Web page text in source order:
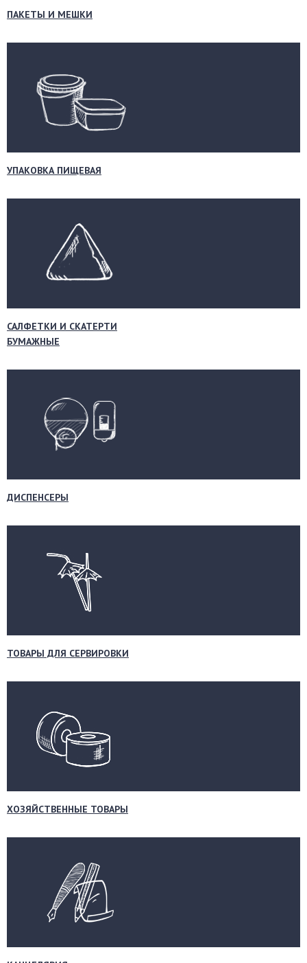
ПАКЕТЫ И МЕШКИ
УПАКОВКА ПИЩЕВАЯ
САЛФЕТКИ И СКАТЕРТИ
БУМАЖНЫЕ
ДИСПЕНСЕРЫ
ТОВАРЫ ДЛЯ СЕРВИРОВКИ
ХОЗЯЙСТВЕННЫЕ ТОВАРЫ